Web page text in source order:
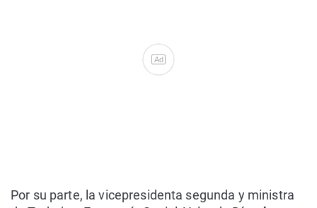
Ad
Por su parte, la vicepresidenta segunda y ministra